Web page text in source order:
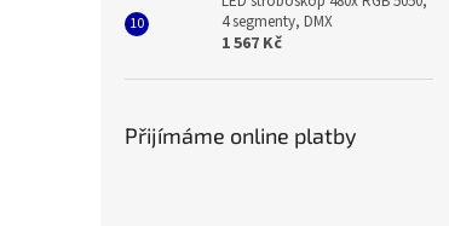
4 segmenty, DMX
1 567 Kč
Přijímáme online platby